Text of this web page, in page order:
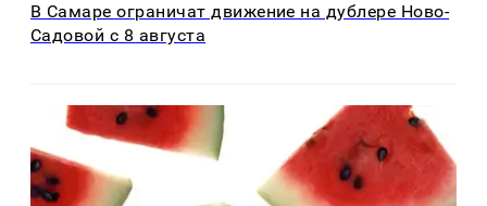
В Самаре ограничат движение на дублере Ново-
Садовой с 8 августа